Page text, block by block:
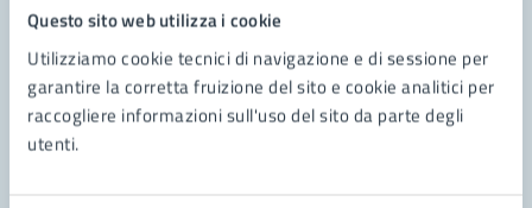
Questo sito web utilizza i cookie
Utilizziamo cookie tecnici di navigazione e di sessione per
garantire la corretta fruizione del sito e cookie analitici per
raccogliere informazioni sull'uso del sito da parte degli
utenti.
Richiedi assistenza
Prenota appuntamento
Problemi in città